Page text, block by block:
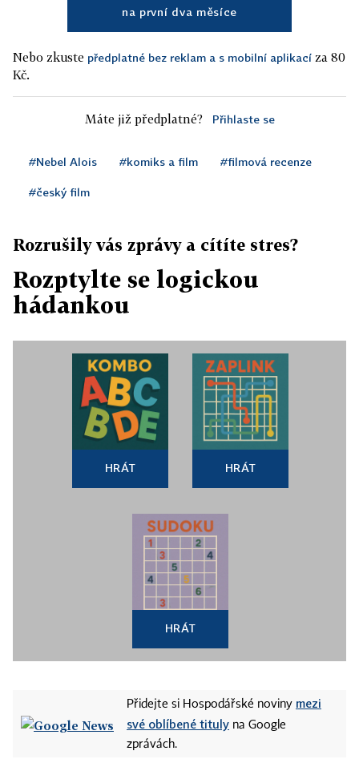
na první dva měsíce
Nebo zkuste předplatné bez reklam a s mobilní aplikací za 80
Kč.
Máte již předplatné? Přihlaste se
#Nebel Alois #komiks a film #filmová recenze
#český film
Rozrušily vás zprávy a cítíte stres?
Rozptylte se logickou
hádankou
HRÁT HRÁT
HRÁT
Přidejte si Hospodářské noviny mezi
své oblíbené tituly na Google
zprávách.